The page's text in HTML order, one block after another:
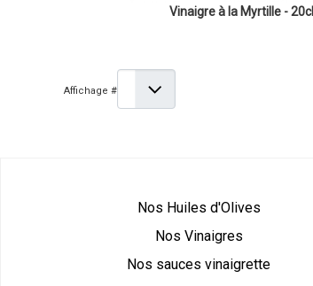
Vinaigre à la Myrtille - 20cl
Affichage #
Nos Huiles d'Olives
Nos Vinaigres
Nos sauces vinaigrette